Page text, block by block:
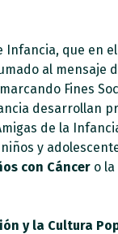
que en
al mensaje
Fines
desarrollan
de la
y
con Cáncero la
y la Cultura